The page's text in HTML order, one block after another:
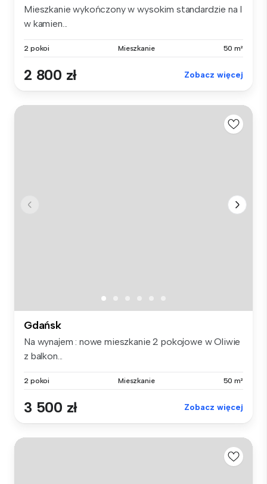
Mieszkanie wykończony w wysokim standardzie na I
w kamien...
2 pokoi Mieszkanie 50 m²
2 800 zł Zobacz więcej
Gdańsk
Na wynajem : nowe mieszkanie 2 pokojowe w Oliwie
z balkon...
2 pokoi Mieszkanie 50 m²
3 500 zł Zobacz więcej